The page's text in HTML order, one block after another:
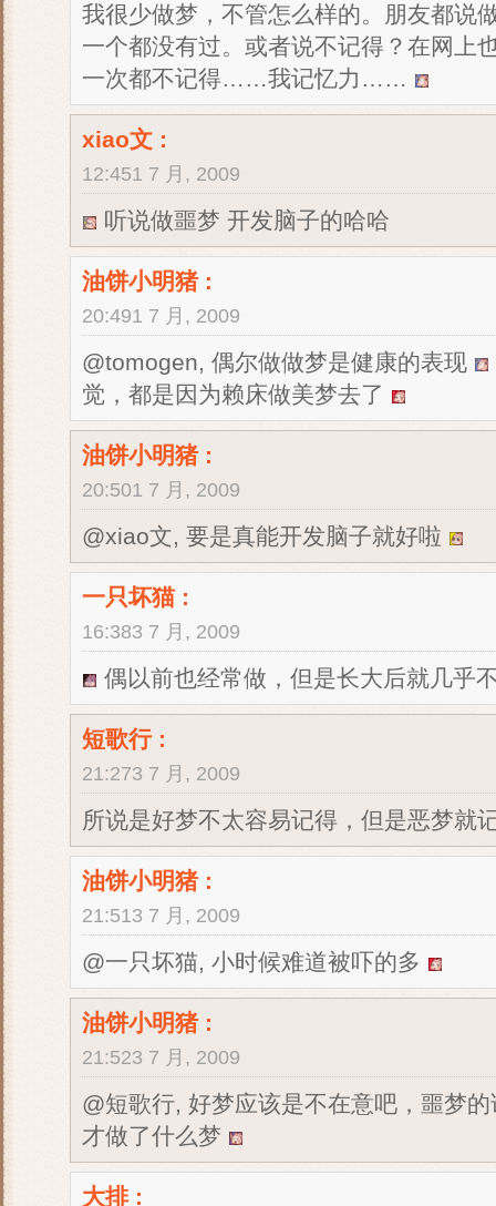
我很少做梦，不管怎么样的。朋友都说
一个都没有过。或者说不记得？在网上
一次都不记得……我记忆力……
xiao文 :
12:451 7 月, 2009
听说做噩梦 开发脑子的哈哈
油饼小明猪:
20:491 7 月, 2009
@tomogen, 偶尔做做梦是健康的表现
觉，都是因为赖床做美梦去了
油饼小明猪:
20:501 7 月, 2009
@xiao文, 要是真能开发脑子就好啦
一只坏猫:
16:383 7 月, 2009
偶以前也经常做，但是长大后就几乎
短歌行:
21:273 7 月, 2009
所说是好梦不太容易记得，但是恶梦就
油饼小明猪:
21:513 7 月, 2009
@一只坏猫, 小时候难道被吓的多
油饼小明猪:
21:523 7 月, 2009
@短歌行, 好梦应该是不在意吧，噩梦
才做了什么梦
大排: